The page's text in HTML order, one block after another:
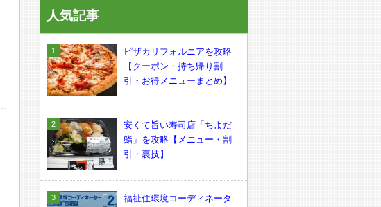
人気記事
ピザカリフォルニアを攻略
【クーポン・持ち帰り割
引・お得メニューまとめ】
安くて旨い寿司店「ちよだ
鮨」を攻略【メニュー・割
引・裏技】
福祉住環境コーディネータ